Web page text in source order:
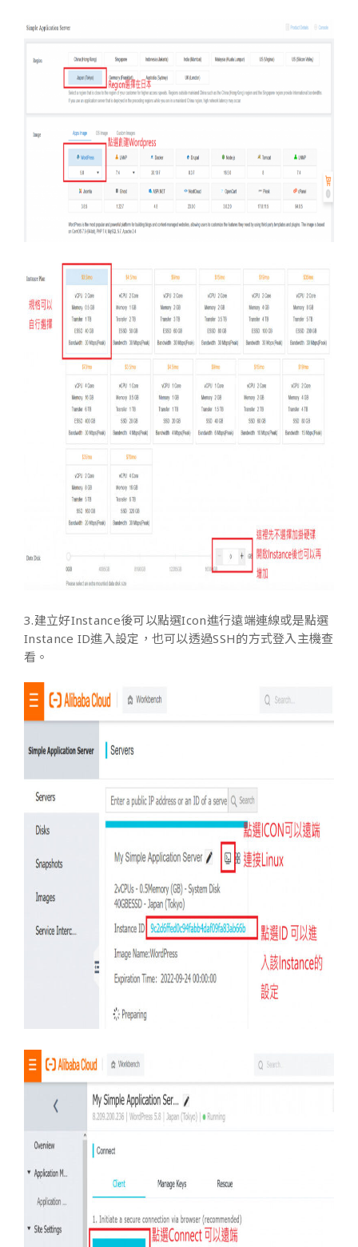
3.建立好Instance後可以點選Icon進行遠端連線或是點選
Instance ID進入設定，也可以透過SSH的方式登入主機查
看。